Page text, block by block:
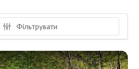
Фільтрувати